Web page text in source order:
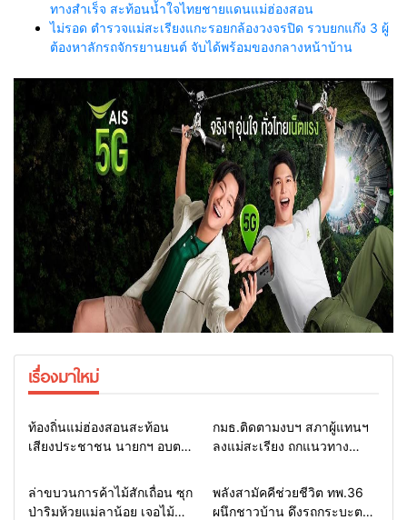
ทางสำเร็จ สะท้อนน้ำใจไทยชายแดนแม่ฮ่องสอน
ไม่รอด ตำรวจแม่สะเรียงแกะรอยกล้องวงจรปิด รวบยกแก๊ง 3 ผู้
ต้องหาลักรถจักรยานยนต์ จับได้พร้อมของกลางหน้าบ้าน
เรื่องมาใหม่
Home รอบรั้วทั่วไทย
ท้องถิ่นแม่ฮ่องสอนสะท้อน
เสียงประชาชน นายกฯ อบต.-
สภาฯ ขอหนุนงบพัฒนาถนน
แหล่งน้ำ และท่องเที่ยว
Home รอบรั้วทั่วไทย
กมธ.ติดตามงบฯ สภาผู้แทนฯ
ลงแม่สะเรียง ถกแนวทาง
พื้นที่ หนุนท่องเที่ยว 3 อำเภอ
ชายแดน
Home รอบรั้วทั่วไทย
ล่าขบวนการค้าไม้สักเถื่อน ซุก
ป่าริมห้วยแม่ลาน้อย เจอไม้
Home แวดวงทหาร
พลังสามัคคีช่วยชีวิต ทพ.36
ผนึกชาวบ้าน ดึงรถกระบะตก